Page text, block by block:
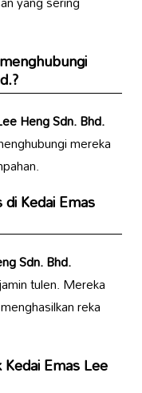
?
Heng Sdn. Bhd.
mereka
diKedai Emas
Sdn. Bhd.
tulen. Mereka
reka
Kedai Emas Lee